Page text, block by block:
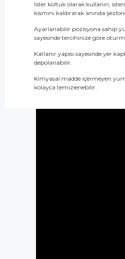
İster koltuk olarak kullanın,
kısmını kaldırarak anında
Ayarlanabilir pozisyona sahip
sayesinde tercihinize göre
Katlanır yapısı sayesinde yer
depolanabilir.
Kimyasal madde içermeyen
kolayca temizlenebilir.